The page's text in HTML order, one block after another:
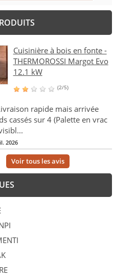
Cuisinière à bois en fonte -
THERMOROSSI Margot Evo
12.1 kW
(2/5)
rapide mais arrivée
cassés sur 4 (Palette en vrac
2026
Voir tous les avis